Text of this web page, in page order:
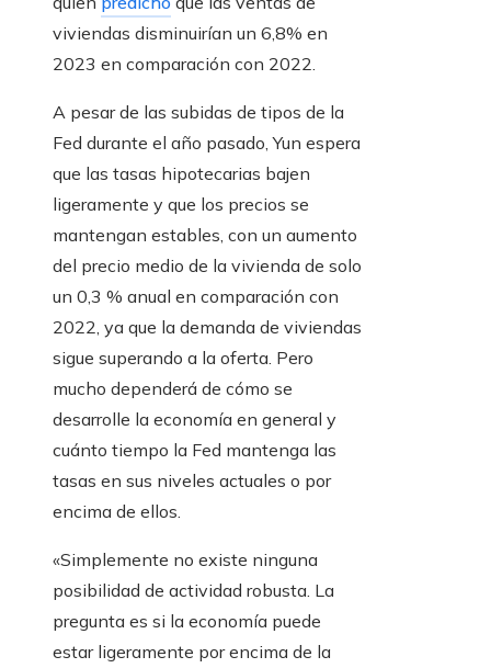
viviendas disminuirían un 6,8% en
2023 en comparación con 2022.
A pesar de las subidas de tipos de la
Fed durante el año pasado, Yun espera
que las tasas hipotecarias bajen
ligeramente y que los precios se
mantengan estables, con un aumento
del precio medio de la vivienda de solo
un 0,3 % anual en comparación con
2022, ya que la demanda de viviendas
sigue superando a la oferta. Pero
mucho dependerá de cómo se
desarrolle la economía en general y
cuánto tiempo la Fed mantenga las
tasas en sus niveles actuales o por
encima de ellos.
«Simplemente no existe ninguna
posibilidad de actividad robusta. La
pregunta es si la economía puede
estar ligeramente por encima de la